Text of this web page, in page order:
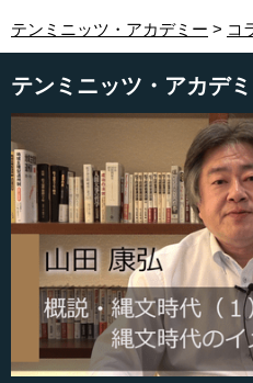
テンミニッツ・アカデミー コ
テンミニッツ・アカデ